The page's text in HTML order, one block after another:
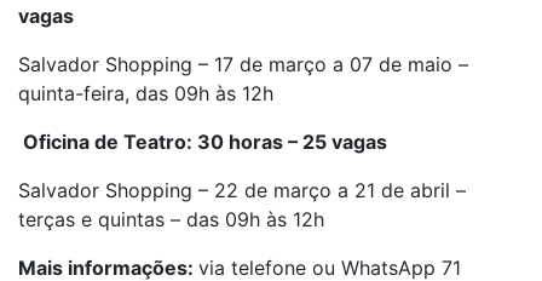
vagas
Salvador Shopping – 17 de março a 07 de maio –
quinta-feira, das 09h às 12h
Oficina de Teatro: 30 horas – 25 vagas
Salvador Shopping – 22 de março a 21 de abril –
terças e quintas – das 09h às 12h
Mais informações: via telefone ou WhatsApp 71